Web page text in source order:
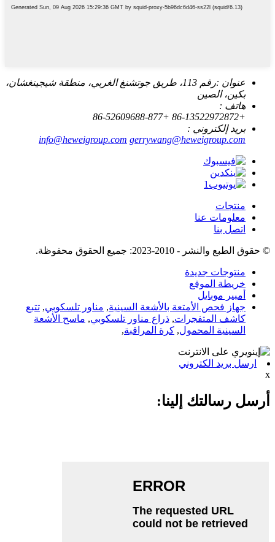
عنوان :
رقم 113، طريق جوتشنغ الغربي، منطقة شيجينغشان،
بكين، الصين
هاتف :
+86-13522972872
+86-52609688-877
بريد إلكتروني :
info@heweigroup.com gerrywang@heweigroup.com
منتجات
معلومات عنا
اتصل بنا
© حقوق الطبع والنشر - 2010-2023: جميع الحقوق محفوظة.
منتوجات جديدة
خريطة الموقع
أمبير موبايل
جهاز فحص الأمتعة بالأشعة السينية, مناور تلسكوبي, تتبع
كاشف المتفجرات, ذراع مناور تلسكوبي, ماسح الأشعة
السينية المحمول, كرة المراقبة,
ارسل بريد الكتروني
x
أرسل رسالتك إلينا: